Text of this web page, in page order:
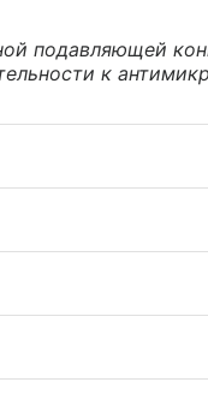
подавляющей
к